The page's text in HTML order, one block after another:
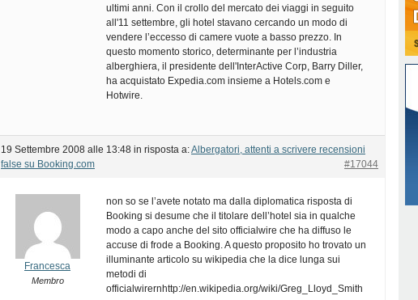
ultimi anni. Con il crollo del mercato dei viaggi in seguito
all'11 settembre, gli hotel stavano cercando un modo di
vendere l’eccesso di camere vuote a basso prezzo. In
questo momento storico, determinante per l’industria
alberghiera, il presidente dell'InterActive Corp, Barry Diller,
ha acquistato Expedia.com insieme a Hotels.com e
Hotwire.
19 Settembre 2008 alle 13:48 in risposta a:Albergatori, attenti a scrivere recensioni
false su Booking.com
#17044
Francesca
Membro
non so se l’avete notato ma dalla diplomatica risposta di
Booking si desume che il titolare dell’hotel sia in qualche
modo a capo anche del sito officialwire che ha diffuso le
accuse di frode a Booking. A questo proposito ho trovato un
illuminante articolo su wikipedia che la dice lunga sui
metodi di
officialwirernhttp://en.wikipedia.org/wiki/Greg_Lloyd_Smith